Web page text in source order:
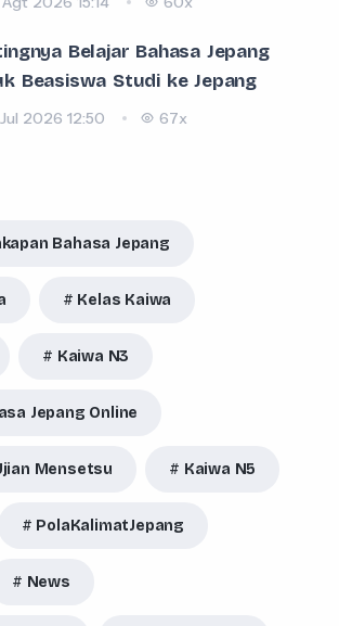
Belajar Bahasa Jepang
Beasiswa Studi ke Jepang
2026 12:50 67x
Bahasa Jepang
Kelas Kaiwa
Kaiwa N3
Jepang Online
Mensetsu Kaiwa N5
PolaKalimatJepang
News